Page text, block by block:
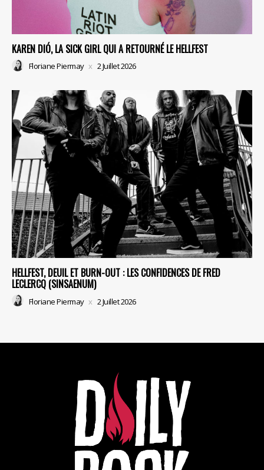
KAREN DIÓ, LA SICK GIRL QUI A RETOURNÉ LE HELLFEST
Floriane Piermay 2 Juillet 2026
HELLFEST, DEUIL ET BURN-OUT : LES CONFIDENCES DE FRED
LECLERCQ (SINSAENUM)
Floriane Piermay 2 Juillet 2026